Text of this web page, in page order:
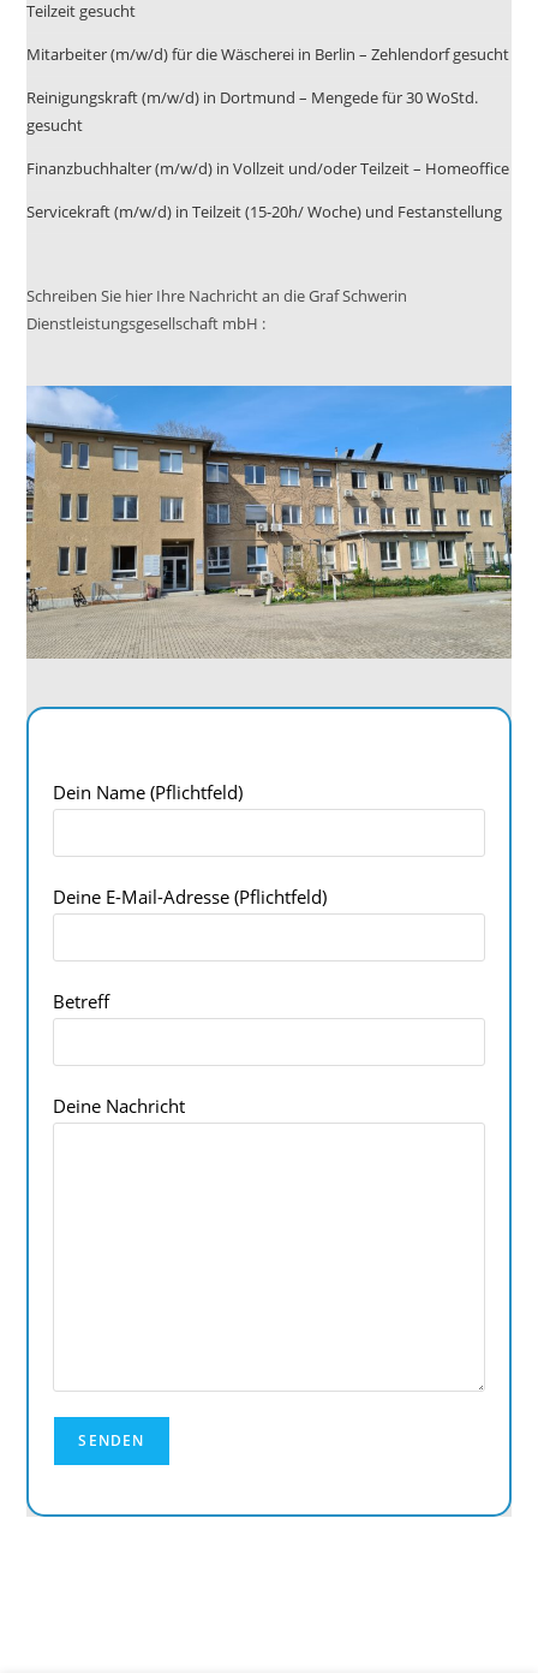
Teilzeit gesucht
Mitarbeiter (m/w/d) für die Wäscherei in Berlin – Zehlendorf gesucht
Reinigungskraft (m/w/d) in Dortmund – Mengede für 30 WoStd.
gesucht
Finanzbuchhalter (m/w/d) in Vollzeit und/oder Teilzeit – Homeoffice
Servicekraft (m/w/d) in Teilzeit (15-20h/ Woche) und Festanstellung
Schreiben Sie hier Ihre Nachricht an die Graf Schwerin
Dienstleistungsgesellschaft mbH :
Dein Name (Pflichtfeld)
Deine E-Mail-Adresse (Pflichtfeld)
Betreff
Deine Nachricht